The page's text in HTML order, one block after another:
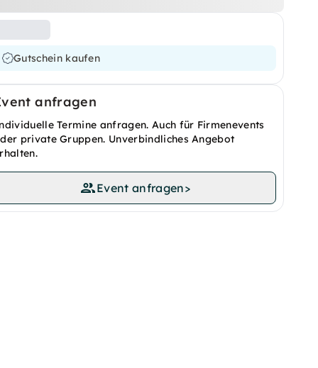
Gutschein kaufen
anfragen
Termine anfragen. Auch für Firmenevents
private Gruppen. Unverbindliches Angebot
Event anfragen>